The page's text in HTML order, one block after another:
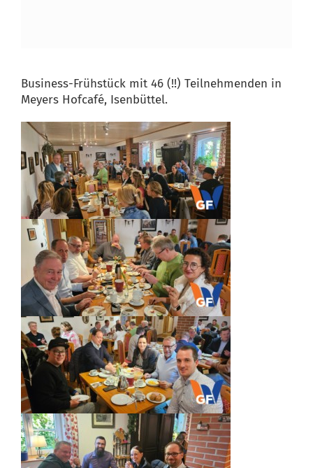
Business-Frühstück mit 46 (!!) Teilnehmenden in
Meyers Hofcafé, Isenbüttel.